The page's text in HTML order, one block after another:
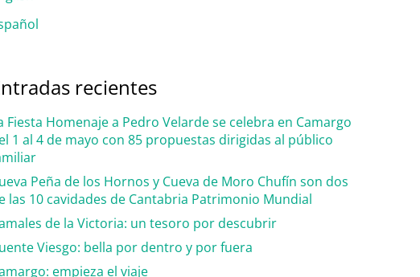
recientes
Fiesta Homenaje a Pedro Velarde se celebra en Camargo
1 al 4 de mayo con 85 propuestas dirigidas al público
Peña de los Hornos y Cueva de Moro Chufín son dos
las 10 cavidades de Cantabria Patrimonio Mundial
de la Victoria: un tesoro por descubrir
Viesgo: bella por dentro y por fuera
empieza el viaje